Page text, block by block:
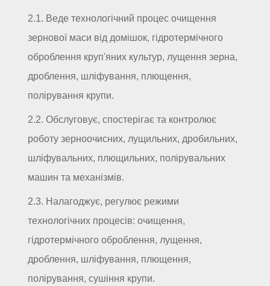
2.1. Веде технологічний процес очищення
зернової маси від домішок, гідротермічного
оброблення круп'яних культур, лущення зерна,
дроблення, шліфування, плющення,
полірування крупи.
2.2. Обслуговує, спостерігає та контролює
роботу зерноочисних, лущильних, дробильних,
шліфувальних, плющильних, полірувальних
машин та механізмів.
2.3. Налагоджує, регулює режими
технологічних процесів: очищення,
гідротермічного оброблення, лущення,
дроблення, шліфування, плющення,
полірування, сушіння крупи.